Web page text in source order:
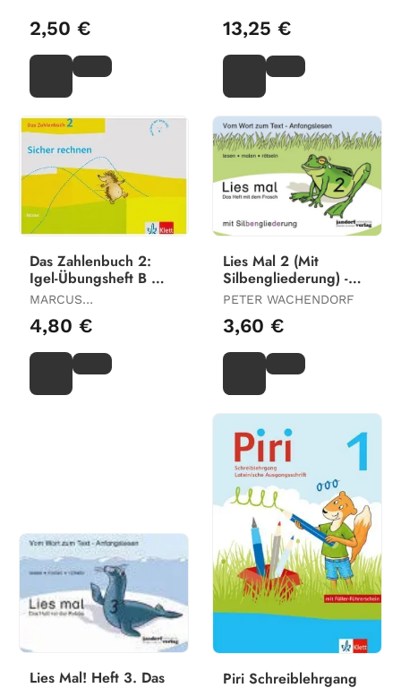
2,50 € 13,25 €
Das Zahlenbuch 2:
Igel-Übungsheft B 
Sicher Rechnen
MARCUS
RALPH SCHWARZKOPF /
4,80 €
Lies Mal 2 (Mit
Silbengliederung) -
Das Heft Mit Dem
PETER WACHENDORF
3,60 €
Lies Mal! Heft 3. Das
Piri Schreiblehrgang